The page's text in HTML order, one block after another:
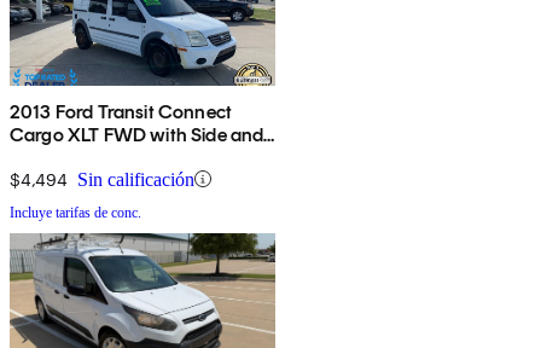
2013 Ford Transit Connect
Cargo XLT FWD with Side and
$4,494 Sin calificación
Incluye tarifas de conc.